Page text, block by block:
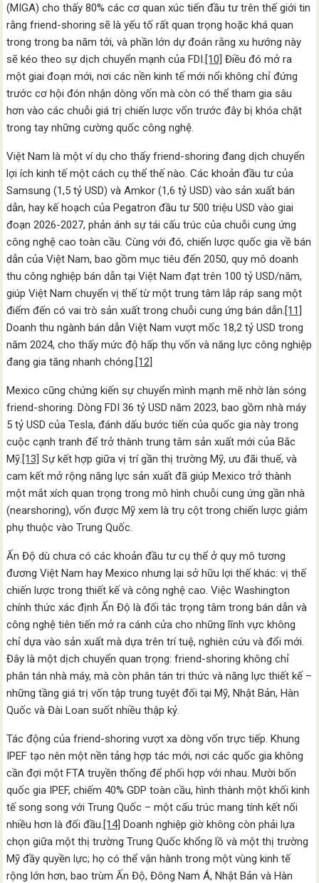
(MIGA) cho thấy 80% các cơ quan xúc tiến đầu tư trên thế giới tin
rằng friend-shoring sẽ là yếu tố rất quan trọng hoặc khá quan
trong trong ba năm tới, và phần lớn dự đoán rằng xu hướng này
sẽ kéo theo sự dịch chuyển mạnh của FDI.[10] Điều đó mở ra
một giai đoạn mới, nơi các nền kinh tế mới nổi không chỉ đứng
trước cơ hội đón nhận dòng vốn mà còn có thể tham gia sâu
hơn vào các chuỗi giá trị chiến lược vốn trước đây bị khóa chặt
trong tay những cường quốc công nghệ.
Việt Nam là một ví dụ cho thấy friend-shoring đang dịch chuyển
lợi ích kinh tế một cách cụ thể thế nào. Các khoản đầu tư của
Samsung (1,5 tỷ USD) và Amkor (1,6 tỷ USD) vào sản xuất bán
dẫn, hay kế hoạch của Pegatron đầu tư 500 triệu USD vào giai
đoạn 2026-2027, phản ánh sự tái cấu trúc của chuỗi cung ứng
công nghệ cao toàn cầu. Cùng với đó, chiến lược quốc gia về bán
dẫn của Việt Nam, bao gồm mục tiêu đến 2050, quy mô doanh
thu công nghiệp bán dẫn tại Việt Nam đạt trên 100 tỷ USD/năm,
giúp Việt Nam chuyển vị thế từ một trung tâm lắp ráp sang một
điểm đến có vai trò sản xuất trong chuỗi cung ứng bán dẫn.[11]
Doanh thu ngành bán dẫn Việt Nam vượt mốc 18,2 tỷ USD trong
năm 2024, cho thấy mức độ hấp thụ vốn và năng lực công nghiệp
đang gia tăng nhanh chóng.[12]
Mexico cũng chứng kiến sự chuyển mình mạnh mẽ nhờ làn sóng
friend-shoring. Dòng FDI 36 tỷ USD năm 2023, bao gồm nhà máy
5 tỷ USD của Tesla, đánh dấu bước tiến của quốc gia này trong
cuộc cạnh tranh để trở thành trung tâm sản xuất mới của Bắc
Mỹ.[13] Sự kết hợp giữa vị trí gần thị trường Mỹ, ưu đãi thuế, và
cam kết mở rộng năng lực sản xuất đã giúp Mexico trở thành
một mắt xích quan trọng trong mô hình chuỗi cung ứng gần nhà
(nearshoring), vốn được Mỹ xem là trụ cột trong chiến lược giảm
phụ thuộc vào Trung Quốc.
Ấn Độ dù chưa có các khoản đầu tư cụ thể ở quy mô tương
đương Việt Nam hay Mexico nhưng lại sở hữu lợi thế khác: vị thế
chiến lược trong thiết kế và công nghệ cao. Việc Washington
chính thức xác định Ấn Độ là đối tác trọng tâm trong bán dẫn và
công nghệ tiên tiến mở ra cánh cửa cho những lĩnh vực không
chỉ dựa vào sản xuất mà dựa trên trí tuệ, nghiên cứu và đổi mới.
Đây là một dịch chuyển quan trọng: friend-shoring không chỉ
phân tán nhà máy, mà còn phân tán tri thức và năng lực thiết kế –
những tầng giá trị vốn tập trung tuyệt đối tại Mỹ, Nhật Bản, Hàn
Quốc và Đài Loan suốt nhiều thập kỷ.
Tác động của friend-shoring vượt xa dòng vốn trực tiếp. Khung
IPEF tạo nên một nền tảng hợp tác mới, nơi các quốc gia không
cần đợi một FTA truyền thống để phối hợp với nhau. Mười bốn
quốc gia IPEF, chiếm 40% GDP toàn cầu, hình thành một khối kinh
tế song song với Trung Quốc – một cấu trúc mang tính kết nối
nhiều hơn là đối đầu.[14] Doanh nghiệp giờ không còn phải lựa
chọn giữa một thị trường Trung Quốc khổng lồ và một thị trường
Mỹ đầy quyền lực; họ có thể vận hành trong một vùng kinh tế
rộng lớn hơn, bao trùm Ấn Độ, Đông Nam Á, Nhật Bản và Hàn